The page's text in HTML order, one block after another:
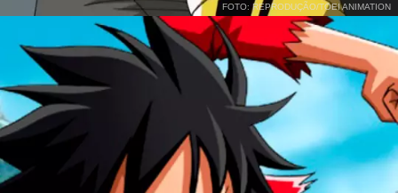
FOTO: REPRODUÇÃO/TOEI ANIMATION